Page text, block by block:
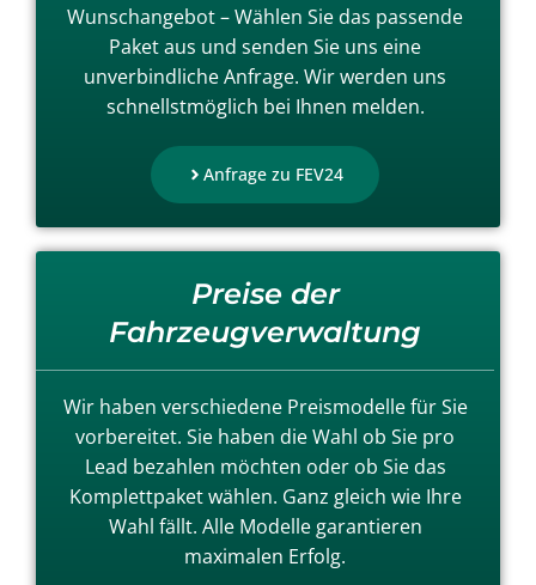
Wunschangebot – Wählen Sie das passende
Paket aus und senden Sie uns eine
unverbindliche Anfrage. Wir werden uns
schnellstmöglich bei Ihnen melden.
Anfrage zu FEV24
Preise der
Fahrzeugverwaltung
Wir haben verschiedene Preismodelle für Sie
vorbereitet. Sie haben die Wahl ob Sie pro
Lead bezahlen möchten oder ob Sie das
Komplettpaket wählen. Ganz gleich wie Ihre
Wahl fällt. Alle Modelle garantieren
maximalen Erfolg.